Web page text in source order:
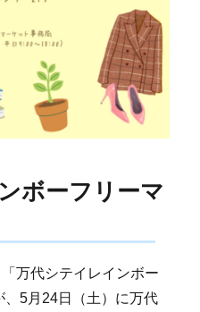
ボーフリーマ
万代シテイレインボー
5月24日（土）に万代